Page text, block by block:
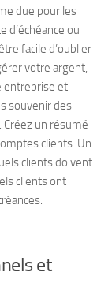
due pour les
d’échéance ou
facile d’oublier
votre argent,
entreprise et
souvenir des
un résumé
clients. Un
clients doivent
clients ont
et